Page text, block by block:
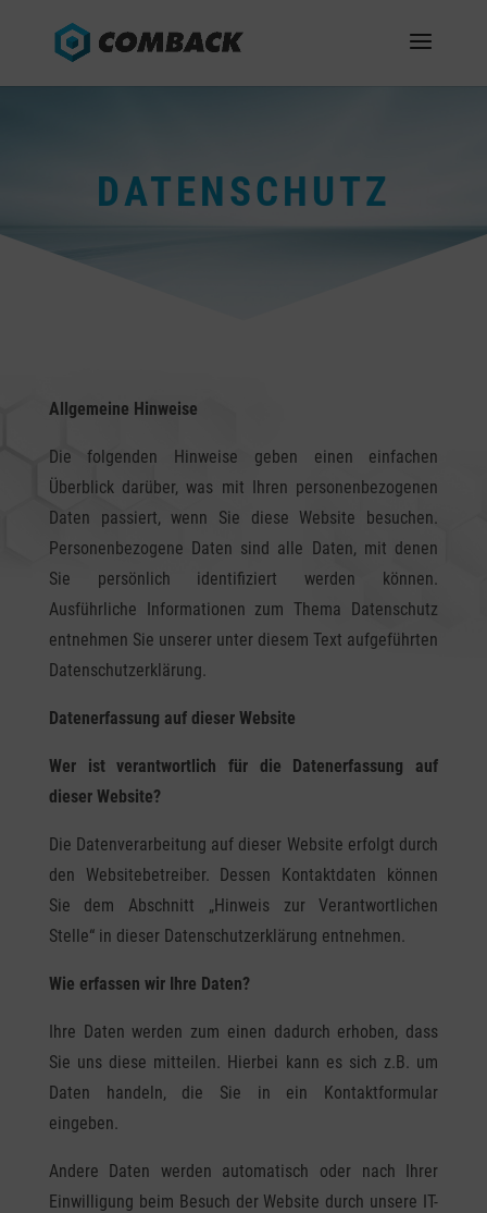
DATENSCHUTZ
Allgemeine Hinweise
Die folgenden Hinweise geben einen einfachen
Überblick darüber, was mit Ihren personenbezogenen
Daten passiert, wenn Sie diese Website besuchen.
Personenbezogene Daten sind alle Daten, mit denen
Sie persönlich identifiziert werden können.
Ausführliche Informationen zum Thema Datenschutz
entnehmen Sie unserer unter diesem Text aufgeführten
Datenschutzerklärung.
Datenerfassung auf dieser Website
Wer ist verantwortlich für die Datenerfassung auf
dieser Website?
Die Datenverarbeitung auf dieser Website erfolgt durch
den Websitebetreiber. Dessen Kontaktdaten können
Sie dem Abschnitt „Hinweis zur Verantwortlichen
Stelle“ in dieser Datenschutzerklärung entnehmen.
Wie erfassen wir Ihre Daten?
Ihre Daten werden zum einen dadurch erhoben, dass
Sie uns diese mitteilen. Hierbei kann es sich z.B. um
Daten handeln, die Sie in ein Kontaktformular
eingeben.
Andere Daten werden automatisch oder nach Ihrer
Einwilligung beim Besuch der Website durch unsere IT-